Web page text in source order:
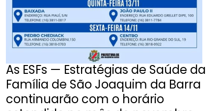
As ESFs — Estratégias de Saúde da
Família de São Joaquim da Barra
continuarão com o horário